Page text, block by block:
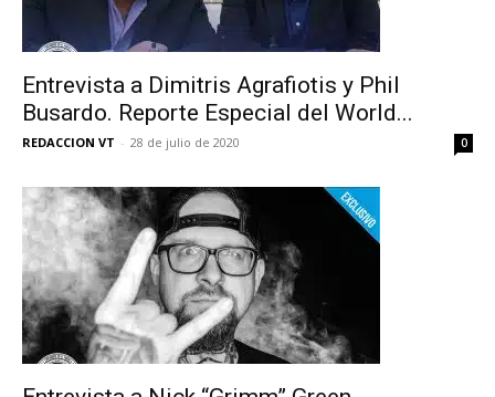
Entrevista a Dimitris Agrafiotis y Phil
Busardo. Reporte Especial del World...
REDACCION VT - 28 de julio de 2020 0